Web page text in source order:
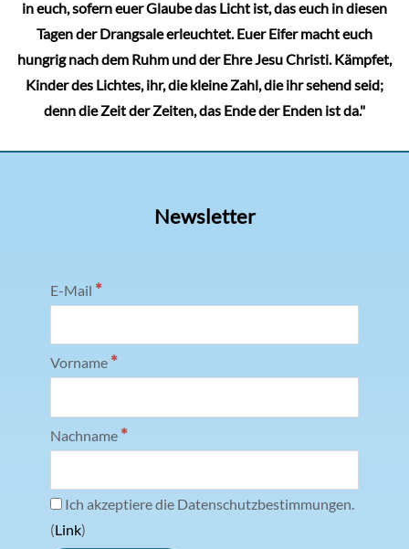
in euch, sofern euer Glaube das Licht ist, das euch in diesen
Tagen der Drangsale erleuchtet. Euer Eifer macht euch
hungrig nach dem Ruhm und der Ehre Jesu Christi. Kämpfet,
Kinder des Lichtes, ihr, die kleine Zahl, die ihr sehend seid;
denn die Zeit der Zeiten, das Ende der Enden ist da."
Newsletter
E-Mail *
Vorname *
Nachname *
Ich akzeptiere die Datenschutzbestimmungen.
(Link)